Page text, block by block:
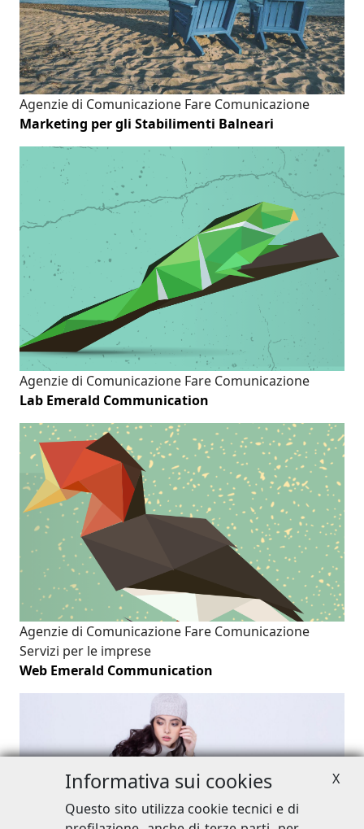
Agenzie di Comunicazione Fare Comunicazione
Marketing per gli Stabilimenti Balneari
Agenzie di Comunicazione Fare Comunicazione
Lab Emerald Communication
Agenzie di Comunicazione Fare Comunicazione
Servizi per le imprese
Web Emerald Communication
Fare Comunicazione Promuovere i tuoi prodotti
X
Informativa sui cookies
Questo sito utilizza cookie tecnici e di